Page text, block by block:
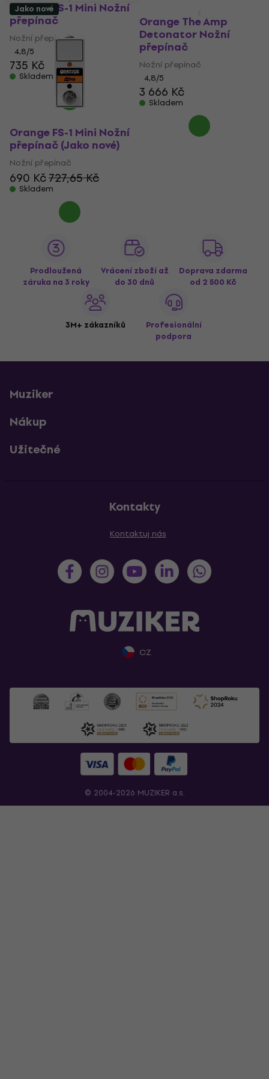
Orange FS-1 Mini Nožní
přepínač
Nožní přepínač
4,8/5
735 Kč
Skladem
Orange The Amp
Detonator Nožní
přepínač
Nožní přepínač
4,8/5
3 666 Kč
Skladem
Jako nové
Orange FS-1 Mini Nožní
přepínač (Jako nové)
Nožní přepínač
690 Kč727,65 Kč
Skladem
Prodloužená
záruka na 3 roky
Vrácení zboží až
do 30 dnů
Doprava zdarma
od 2 500 Kč
3M+ zákazníků
Profesionální
podpora
Muziker
Nákup
Užitečné
Kontakty
Kontaktuj nás
CZ
© 2004-2026 MUZIKER a.s.